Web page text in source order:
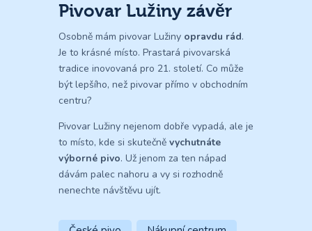
Pivovar Lužiny závěr
Osobně mám pivovar Lužiny opravdu rád.
Je to krásné místo. Prastará pivovarská
tradice inovovaná pro 21. století. Co může
být lepšího, než pivovar přímo v obchodním
centru?
Pivovar Lužiny nejenom dobře vypadá, ale je
to místo, kde si skutečně vychutnáte
výborné pivo. Už jenom za ten nápad
dávám palec nahoru a vy si rozhodně
nenechte návštěvu ujít.